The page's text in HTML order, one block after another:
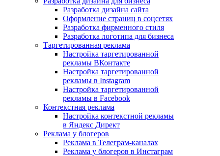
Разработка дизайна сайта
Оформление страниц в соцсетях
Разработка фирменного стиля
Разработка логотипа для бизнеса
Таргетированная реклама
Настройка таргетированной
рекламы ВКонтакте
Настройка таргетированной
рекламы в Instagram
Настройка таргетированной
рекламы в Facebook
Контекстная реклама
Настройка контекстной рекламы
в Яндекс Директ
Реклама у блогеров
Реклама в Телеграм-каналах
Реклама у блогеров в Инстаграм